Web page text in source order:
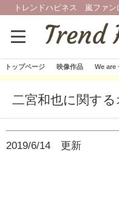
トレンドハピネス 嵐ファン
トップページ 映像作品 We are
二宮和也に関す
2019/6/14 更新